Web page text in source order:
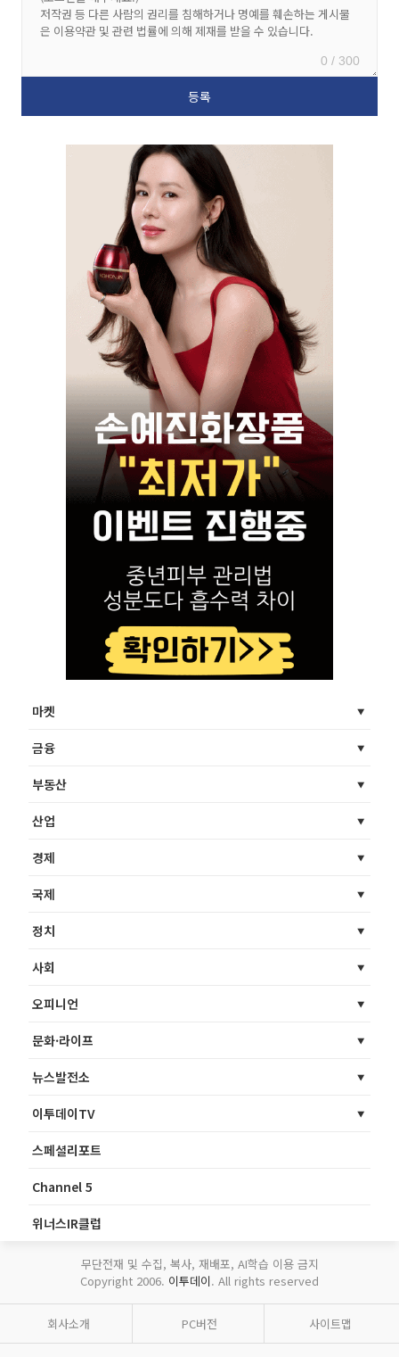
0 / 300
마켓
금융
부동산
산업
경제
국제
정치
사회
오피니언
문화·라이프
뉴스발전소
이투데이TV
스페셜리포트
Channel 5
위너스IR클럽
무단전재 및 수집, 복사, 재배포, AI학습 이용 금지
Copyright 2006. 이투데이. All rights reserved
회사소개 PC버전 사이트맵